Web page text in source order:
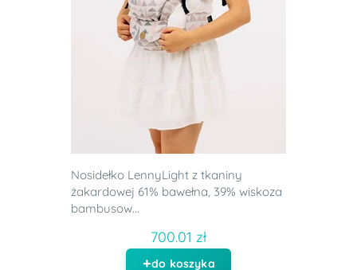
Nosidełko LennyLight z tkaniny
żakardowej 61% bawełna, 39% wiskoza
bambusow...
700.01 zł
do koszyka